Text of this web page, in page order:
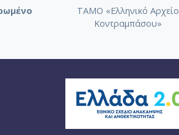
ΤΑΜΟ «Ελληνικό Αρχείο
Κοντραμπάσου»